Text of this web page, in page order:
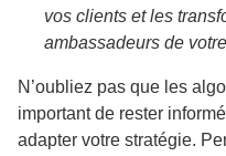
vos clients et les
ambassadeurs de
N’oubliez pas que les
important de rester
adapter votre stratégie.